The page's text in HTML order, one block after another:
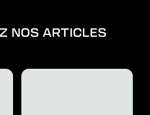
NOS ARTICLES